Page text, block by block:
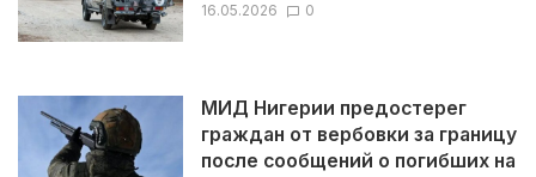
16.05.2026
0
МИД Нигерии предостерег
граждан от вербовки за границу
после сообщений о погибших на